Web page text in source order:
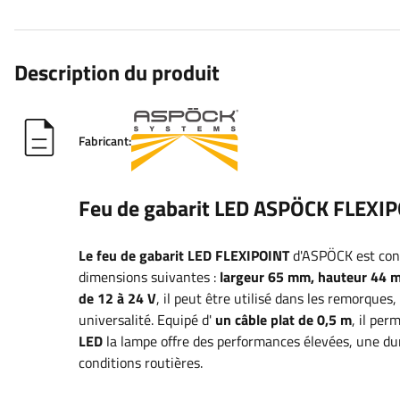
Description du produit
Fabricant:
Feu de gabarit LED ASPÖCK
Le feu de gabarit LED FLEXIPOINTd'ASPÖCK est
dimensions suivantes : largeur 65 mm, hauteur 44
de 12 à 24 V, il peut être utilisé dans les
universalité. Equipé d' un câble plat de 0,5 m, il
LED la lampe offre des performances élevées, une
conditions routières.